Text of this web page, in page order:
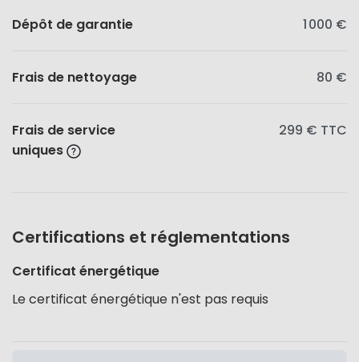
Dépôt de garantie 1 000 €
Frais de nettoyage 80 €
Frais de service
uniques
299 € TTC
Certifications et réglementations
Certificat énergétique
Le certificat énergétique n'est pas requis